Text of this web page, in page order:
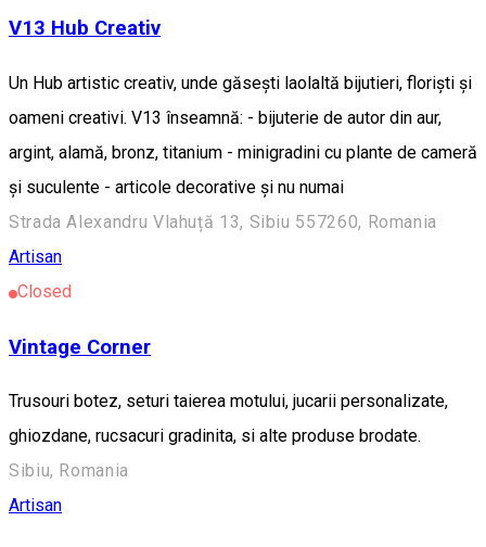
V13 Hub Creativ
Un Hub artistic creativ, unde găsești laolaltă bijutieri, floriști și
oameni creativi. V13 înseamnă: - bijuterie de autor din aur,
argint, alamă, bronz, titanium - minigradini cu plante de cameră
și suculente - articole decorative și nu numai
Strada Alexandru Vlahuță 13, Sibiu 557260, Romania
Artisan
Closed
Vintage Corner
Trusouri botez, seturi taierea motului, jucarii personalizate,
ghiozdane, rucsacuri gradinita, si alte produse brodate.
Sibiu, Romania
Artisan